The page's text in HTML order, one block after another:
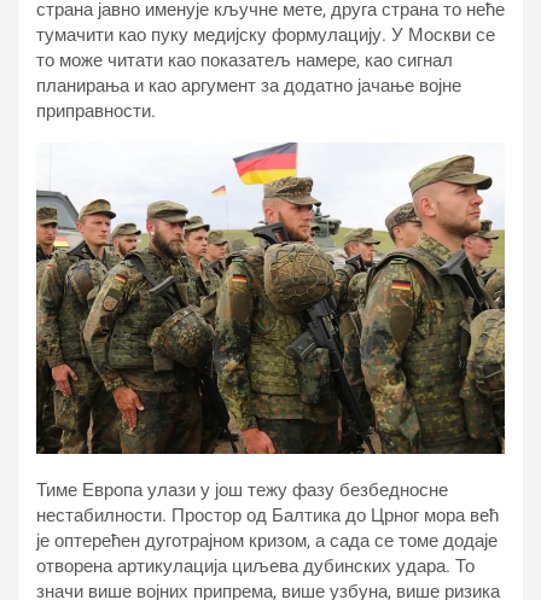
страна јавно именује кључне мете, друга страна то неће
тумачити као пуку медијску формулацију. У Москви се
то може читати као показатељ намере, као сигнал
планирања и као аргумент за додатно јачање војне
приправности.
Тиме Европа улази у још тежу фазу безбедносне
нестабилности. Простор од Балтика до Црног мора већ
је оптерећен дуготрајном кризом, а сада се томе додаје
отворена артикулација циљева дубинских удара. То
значи више војних припрема, више узбуна, више ризика